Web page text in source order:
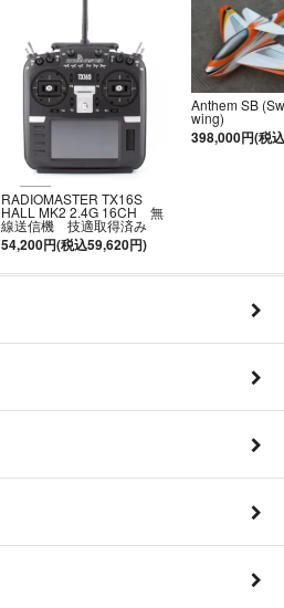
RADIOMASTER TX16S
HALL MK2 2.4G 16CH 無
線送信機 技適取得済み
54,200円(税込59,620円)
Anthem SB
wing)
398,000円(税